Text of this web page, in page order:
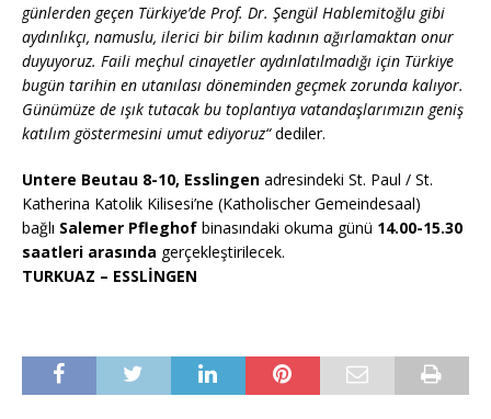
günlerden geçen Türkiye’de Prof. Dr. Şengül Hablemitoğlu gibi
aydınlıkçı, namuslu, ilerici bir bilim kadının ağırlamaktan onur
duyuyoruz. Faili meçhul cinayetler aydınlatılmadığı için Türkiye
bugün tarihin en utanılası döneminden geçmek zorunda kalıyor.
Günümüze de ışık tutacak bu toplantıya vatandaşlarımızın geniş
katılım göstermesini umut ediyoruz“dediler.
Untere Beutau 8-10, Esslingen adresindeki St. Paul / St.
Katherina Katolik Kilisesi’ne (Katholischer Gemeindesaal)
bağlı Salemer Pfleghof binasındaki okuma günü 14.00-15.30
saatleri arasında gerçekleştirilecek.
TURKUAZ – ESSLİNGEN